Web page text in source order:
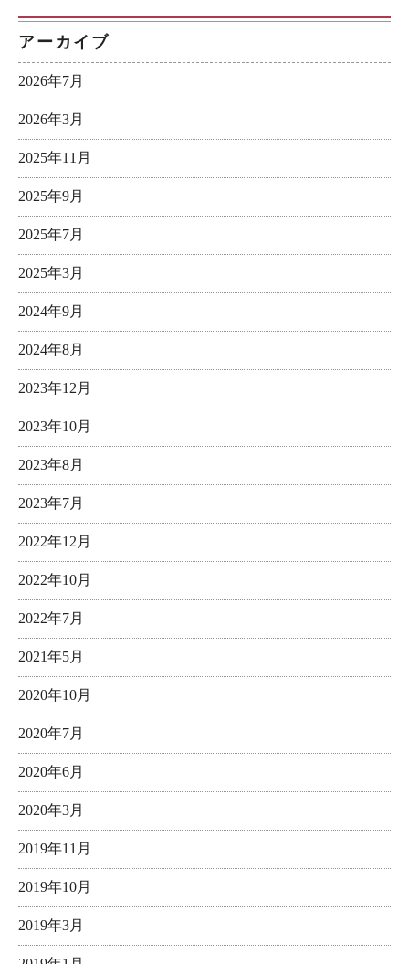
アーカイブ
2026年7月
2026年3月
2025年11月
2025年9月
2025年7月
2025年3月
2024年9月
2024年8月
2023年12月
2023年10月
2023年8月
2023年7月
2022年12月
2022年10月
2022年7月
2021年5月
2020年10月
2020年7月
2020年6月
2020年3月
2019年11月
2019年10月
2019年3月